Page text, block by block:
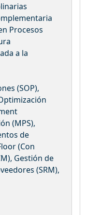
Procesos
a la
(SOP),
(MPS),
de
(Con
Gestión de
(SRM),